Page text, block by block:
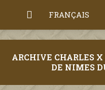
FRANÇAIS
ARCHIVE CHARLES
DE NIMES